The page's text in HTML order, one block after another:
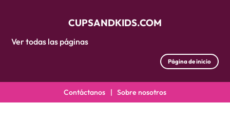
Ver todas las páginas
CUPSANDKIDS.COM
Página de inicio
Contáctanos | Sobre nosotros